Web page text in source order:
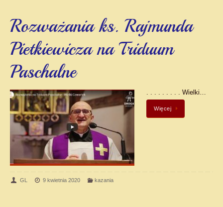
Rozważania ks. Rajmunda
Pietkiewicza na Triduum
Paschalne
. . . . . . . . . Wielki…
Więcej
GL 9 kwietnia 2020 kazania